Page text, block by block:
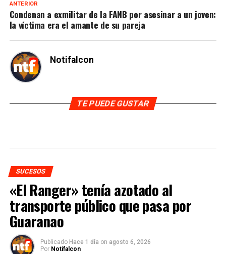
ANTERIOR
Condenan a exmilitar de la FANB por asesinar a un joven:
la víctima era el amante de su pareja
Notifalcon
TE PUEDE GUSTAR
SUCESOS
«El Ranger» tenía azotado al
transporte público que pasa por
Guaranao
Publicado Hace 1 día on agosto 6, 2026
Por Notifalcon